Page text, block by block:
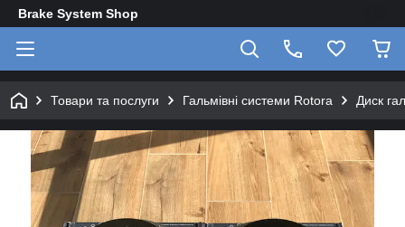
Brake System Shop
Товари та послуги Гальмівні системи Rotora Диск